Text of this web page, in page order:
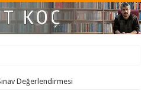
Değerlendirmesi